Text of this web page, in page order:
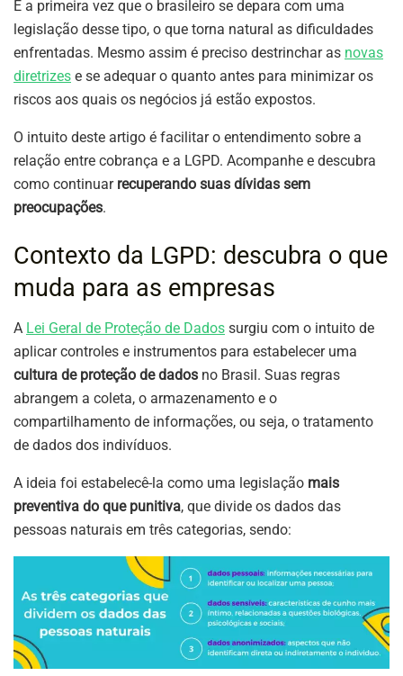
É a primeira vez que o brasileiro se depara com uma
legislação desse tipo, o que torna natural as dificuldades
enfrentadas. Mesmo assim é preciso destrinchar as novas
diretrizes e se adequar o quanto antes para minimizar os
riscos aos quais os negócios já estão expostos.
O intuito deste artigo é facilitar o entendimento sobre a
relação entre cobrança e a LGPD. Acompanhe e descubra
como continuar recuperando suas dívidas sem
preocupações.
Contexto da LGPD: descubra o que
muda para as empresas
A Lei Geral de Proteção de Dados surgiu com o intuito de
aplicar controles e instrumentos para estabelecer uma
cultura de proteção de dados no Brasil. Suas regras
abrangem a coleta, o armazenamento e o
compartilhamento de informações, ou seja, o tratamento
de dados dos indivíduos.
A ideia foi estabelecê-la como uma legislação mais
preventiva do que punitiva, que divide os dados das
pessoas naturais em três categorias, sendo: